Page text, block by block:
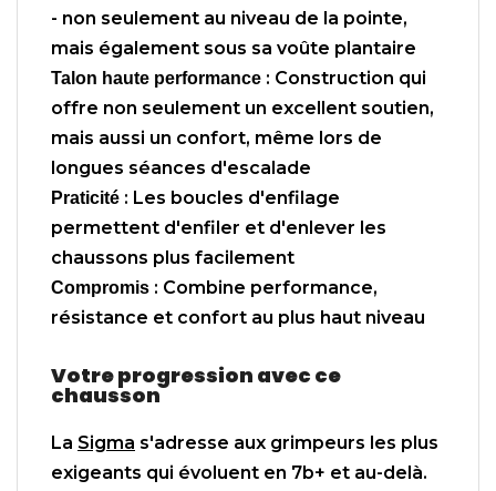
- non seulement au niveau de la pointe,
mais également sous sa voûte plantaire
Talon haute performance : Construction qui
offre non seulement un excellent soutien,
mais aussi un confort, même lors de
longues séances d'escalade
Praticité : Les boucles d'enfilage
permettent d'enfiler et d'enlever les
chaussons plus facilement
Compromis : Combine performance,
résistance et confort au plus haut niveau
Votre progression avec ce
chausson
La Sigma s'adresse aux grimpeurs les plus
exigeants qui évoluent en 7b+ et au-delà.